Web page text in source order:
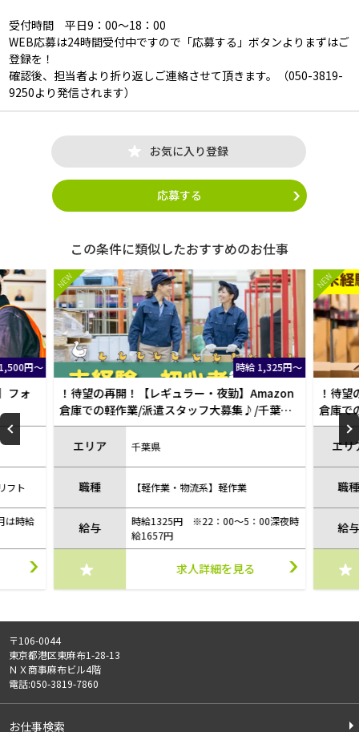
受付時間 平日9：00～18：00
WEB応募は24時間受付中ですので「応募する」ボタンよりまずはご
登録を！
確認後、担当者より折り返しご連絡させて頂きます。（050-3819-
9250より発信されます）
お気に入り登録
応募する
この条件に類似したおすすめのお仕事
円～
葉
深夜時
NEW
時給 1,325円～
！待望の再開！【レギュラー・昼勤】Amazon
倉庫での軽作業/派遣スタッフ大募集♪/千葉
駅・千葉みなと駅（掲載店舗:営業）
エリア
千葉県
職種 【軽作業・物流系】軽作業
給与
1日8hを超える勤務(残業代)は25％割
増 時給：1,657円です
求人詳細を見る
NEW
激レ
菓子等
あり/
エリ
職
給
〒106-0044
東京都港区東麻布1-28-13
ＮＸ商事麻布ビル4階
電話:050-3819-7860
お仕事検索